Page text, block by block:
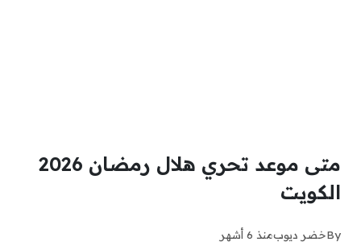
متى موعد تحري هلال رمضان 2026
الكويت
Byخضر ديوبمنذ 6 أشهر